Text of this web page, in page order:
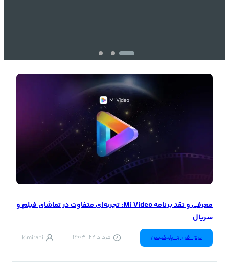
معرفی و نقد برنامه Mi Video: تجربه‌ای متفاوت در تماشای فیلم و
سریال
نرم افزار و اپلیکیشن مرداد 22, 1403 k1mirani